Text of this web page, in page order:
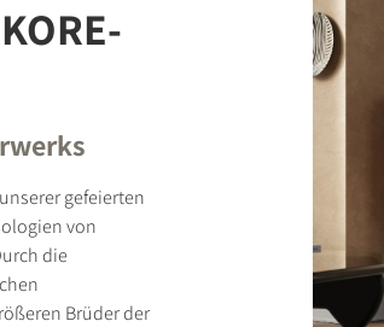
gefeierten
von
die
Brüder der